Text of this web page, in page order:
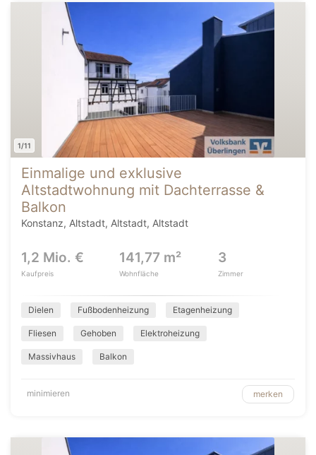
1/11
Einmalige und exklusive
Altstadtwohnung mit Dachterrasse &
Balkon
Konstanz, Altstadt, Altstadt, Altstadt
1,2 Mio. €
Kaufpreis
141,77 m²
Wohnfläche
3
Zimmer
Dielen Fußbodenheizung Etagenheizung
Fliesen Gehoben Elektroheizung
Massivhaus Balkon
minimieren merken